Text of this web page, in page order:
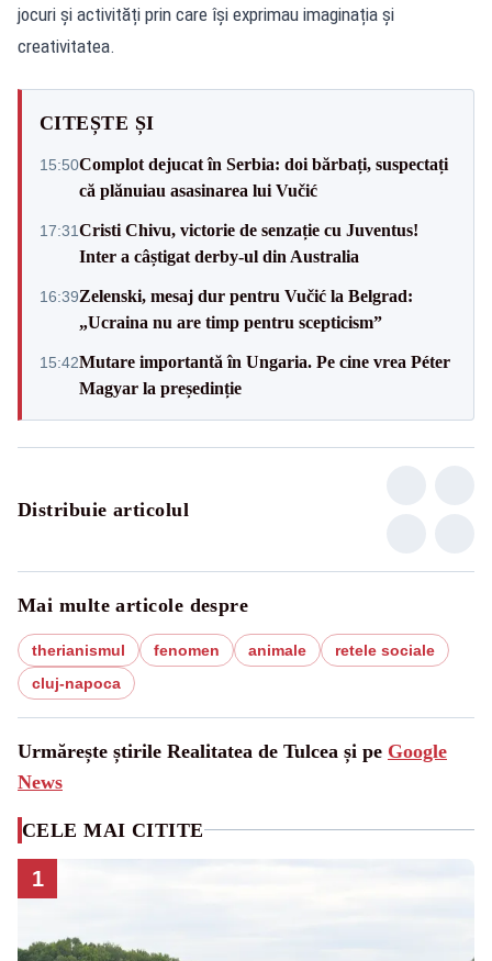
jocuri și activități prin care își exprimau imaginația și
creativitatea.
CITEȘTE ȘI
15:50Complot dejucat în Serbia: doi bărbați, suspectați
că plănuiau asasinarea lui Vučić
17:31Cristi Chivu, victorie de senzație cu Juventus!
Inter a câștigat derby-ul din Australia
16:39Zelenski, mesaj dur pentru Vučić la Belgrad:
„Ucraina nu are timp pentru scepticism”
15:42Mutare importantă în Ungaria. Pe cine vrea Péter
Magyar la președinție
Distribuie articolul
Mai multe articole despre
therianismul fenomen animale
retele sociale
cluj-napoca
Urmărește știrile Realitatea de Tulcea și pe Google
News
CELE MAI CITITE
1